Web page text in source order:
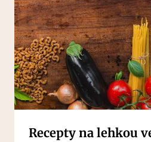
Recepty na lehkou